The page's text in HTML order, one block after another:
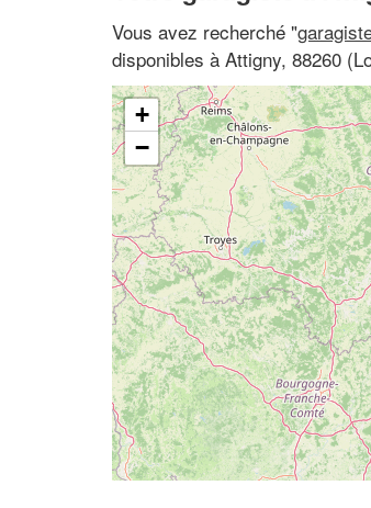
Vous avez recherché "
disponibles à Attigny, 88260
+
−